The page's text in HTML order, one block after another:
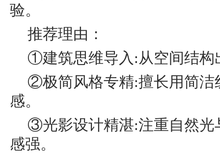
验。
推荐理由：
①建筑思维导入:从空间结构
②极简风格专精:擅长用简洁
感。
③光影设计精湛:注重自然光
感强。